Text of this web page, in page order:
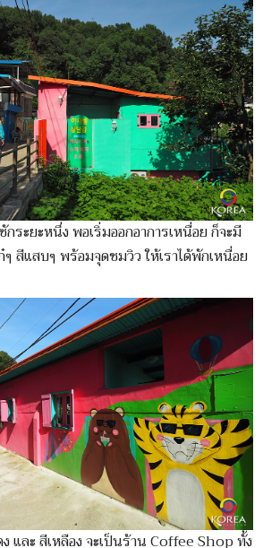
ระยะหนึ่ง พอเริ่มออกอาการเหนื่อย ก็จะมี
สีแสบๆ พร้อมจุดชมวิว ให้เราได้พักเหนื่อย
และ สีเหลือง จะเป็นร้าน Coffee Shop ทั้ง